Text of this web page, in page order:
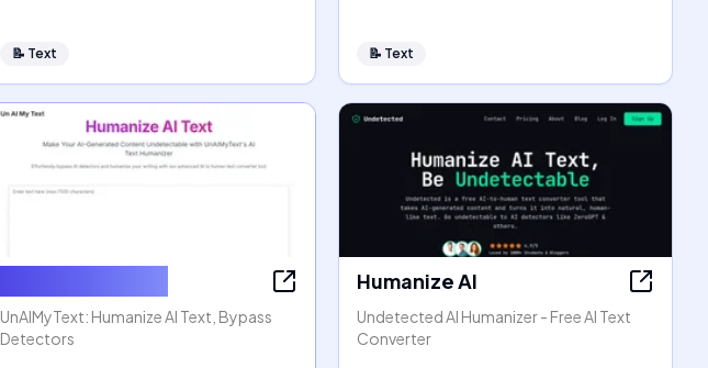
📝 Text 📝 Text
UnAIMyText: Humanize AI Text, Bypass
Detectors
Humanize AI
Undetected AI Humanizer - Free AI Text
Converter